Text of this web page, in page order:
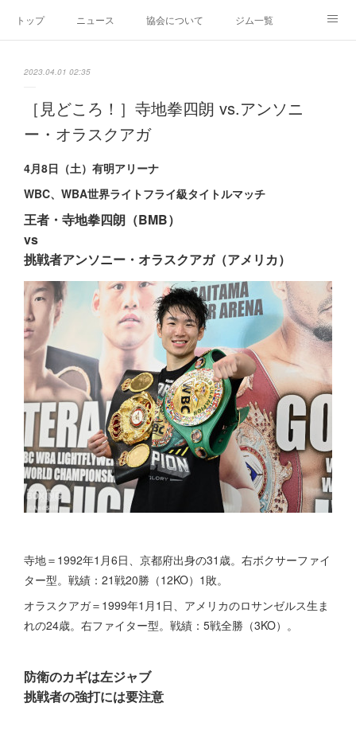
トップ ニュース 協会について ジム一覧
2023.04.01 02:35
［見どころ！］寺地拳四朗 vs.アンソニ
ー・オラスクアガ
4月8日（土）有明アリーナ
WBC、WBA世界ライトフライ級タイトルマッチ
王者・寺地拳四朗（BMB）
vs
挑戦者アンソニー・オラスクアガ（アメリカ）
寺地＝1992年1月6日、京都府出身の31歳。右ボクサーファイ
ター型。戦績：21戦20勝（12KO）1敗。
オラスクアガ＝1999年1月1日、アメリカのロサンゼルス生ま
れの24歳。右ファイター型。戦績：5戦全勝（3KO）。
防衛のカギは左ジャブ
挑戦者の強打には要注意